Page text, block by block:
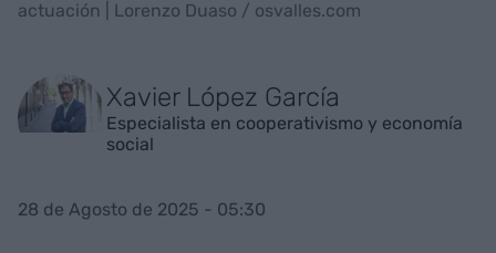
actuación | Lorenzo Duaso / osvalles.com
Xavier López García
Especialista en cooperativismo y economía
social
28 de Agosto de 2025 - 05:30